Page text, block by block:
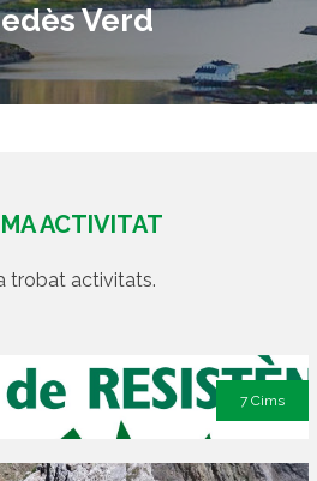
Verd
ACTIVITAT
trobat activitats.
7 Cims